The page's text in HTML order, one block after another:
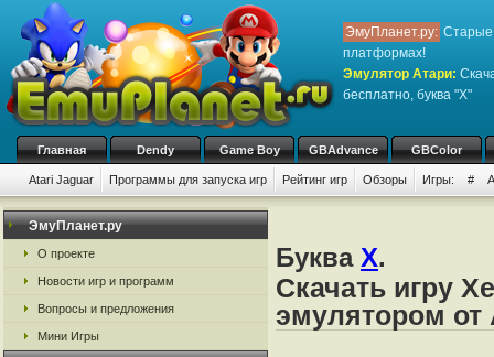
ЭмуПланет.ру: Старые
платформах!
Эмулятор Атари:
бесплатно, буква "X"
Главная Dendy Game Boy GBAdvance GBColor
Atari Jaguar Программы для запуска игр Рейтинг игр Обзоры Игры: # A
ЭмуПланет.ру
О проекте
Новости игр и программ
Вопросы и предложения
Мини Игры
Буква X.
Скачать игру
эмулятором от